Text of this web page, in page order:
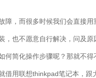
障，而很多时候我们会直接
，也不愿意自行解决，问及
何简化操作步骤呢？那就不
借用联想thinkpad笔记本，